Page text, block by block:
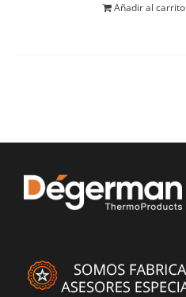
Añadir al carrito